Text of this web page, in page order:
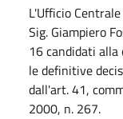
L'Ufficio
Sig. Giampiero
16 candidati alla
le definitive
dall'art. 41,
2000, n. 267.